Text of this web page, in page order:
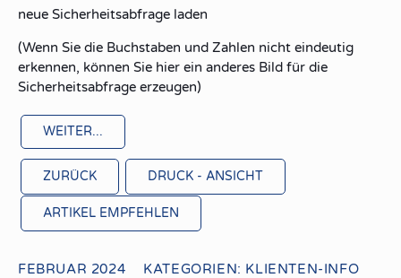
neue Sicherheitsabfrage laden
(Wenn Sie die Buchstaben und Zahlen nicht eindeutig
erkennen, können Sie hier ein anderes Bild für die
Sicherheitsabfrage erzeugen)
ZURÜCK DRUCK - ANSICHT
ARTIKEL EMPFEHLEN
FEBRUAR 2024 KATEGORIEN: KLIENTEN-INFO